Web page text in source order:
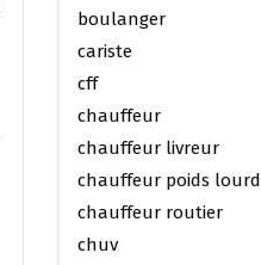
boulanger
cariste
cff
chauffeur
chauffeur livreur
chauffeur poids lourd
chauffeur routier
chuv